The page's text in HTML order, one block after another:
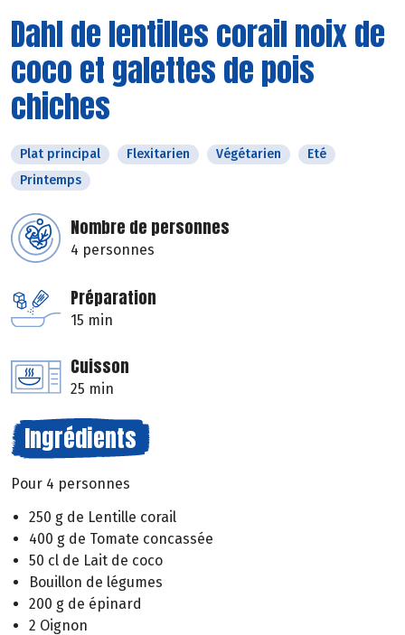
Dahl de lentilles corail noix de
coco et galettes de pois
chiches
Plat principal Flexitarien Végétarien
Eté
Printemps
Nombre de personnes
4 personnes
Préparation
15 min
Cuisson
25 min
Ingrédients
Pour 4 personnes
250 g de Lentille corail
400 g de Tomate concassée
50 cl de Lait de coco
Bouillon de légumes
200 g de épinard
2 Oignon